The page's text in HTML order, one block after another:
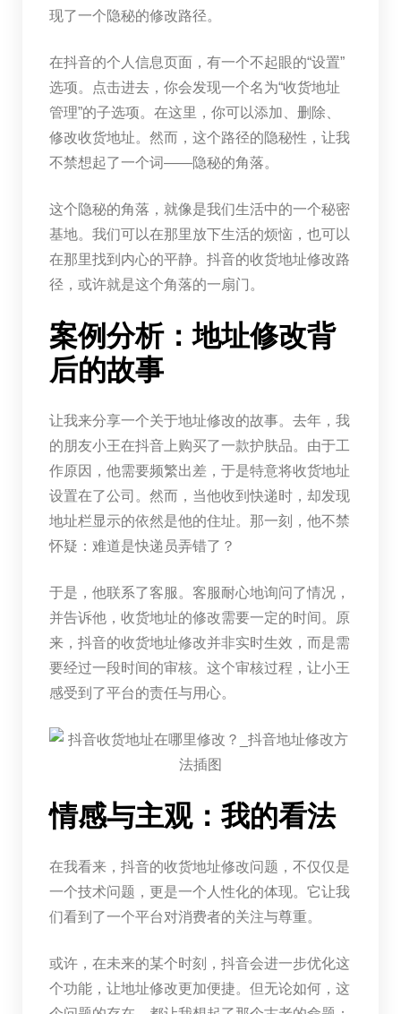
现了一个隐秘的修改路径。
在抖音的个人信息页面，有一个不起眼的“设置”
选项。点击进去，你会发现一个名为“收货地址
管理”的子选项。在这里，你可以添加、删除、
修改收货地址。然而，这个路径的隐秘性，让我
不禁想起了一个词——隐秘的角落。
这个隐秘的角落，就像是我们生活中的一个秘密
基地。我们可以在那里放下生活的烦恼，也可以
在那里找到内心的平静。抖音的收货地址修改路
径，或许就是这个角落的一扇门。
案例分析：地址修改背
后的故事
让我来分享一个关于地址修改的故事。去年，我
的朋友小王在抖音上购买了一款护肤品。由于工
作原因，他需要频繁出差，于是特意将收货地址
设置在了公司。然而，当他收到快递时，却发现
地址栏显示的依然是他的住址。那一刻，他不禁
怀疑：难道是快递员弄错了？
于是，他联系了客服。客服耐心地询问了情况，
并告诉他，收货地址的修改需要一定的时间。原
来，抖音的收货地址修改并非实时生效，而是需
要经过一段时间的审核。这个审核过程，让小王
感受到了平台的责任与用心。
情感与主观：我的看法
在我看来，抖音的收货地址修改问题，不仅仅是
一个技术问题，更是一个人性化的体现。它让我
们看到了一个平台对消费者的关注与尊重。
或许，在未来的某个时刻，抖音会进一步优化这
个功能，让地址修改更加便捷。但无论如何，这